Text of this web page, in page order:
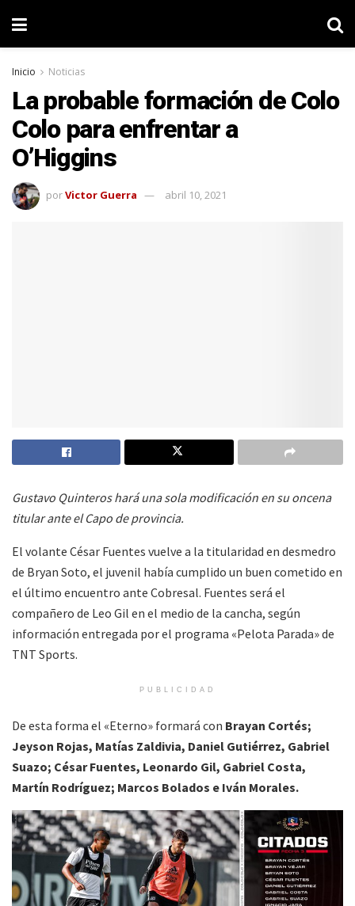
Inicio Noticias
La probable formación de Colo
Colo para enfrentar a
O’Higgins
porVictor Guerra abril 10, 2021
Gustavo Quinteros hará una sola modificación en su oncena
titular ante el Capo de provincia.
El volante César Fuentes vuelve a la titularidad en desmedro
de Bryan Soto, el juvenil había cumplido un buen cometido en
el último encuentro ante Cobresal. Fuentes será el
compañero de Leo Gil en el medio de la cancha, según
información entregada por el programa «Pelota Parada» de
TNT Sports.
PUBLICIDAD
De esta forma el «Eterno» formará con Brayan Cortés;
Jeyson Rojas, Matías Zaldivia, Daniel Gutiérrez, Gabriel
Suazo; César Fuentes, Leonardo Gil, Gabriel Costa,
Martín Rodríguez; Marcos Bolados e Iván Morales.